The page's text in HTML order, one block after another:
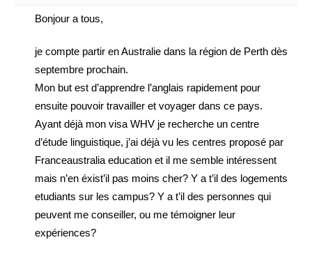
Bonjour a tous,
je compte partir en Australie dans la région de Perth dès
septembre prochain.
Mon but est d’apprendre l’anglais rapidement pour
ensuite pouvoir travailler et voyager dans ce pays.
Ayant déjà mon visa WHV je recherche un centre
d’étude linguistique, j’ai déjà vu les centres proposé par
Franceaustralia education et il me semble intéressent
mais n’en éxist’il pas moins cher? Y a t’il des logements
etudiants sur les campus? Y a t’il des personnes qui
peuvent me conseiller, ou me témoigner leur
expériences?